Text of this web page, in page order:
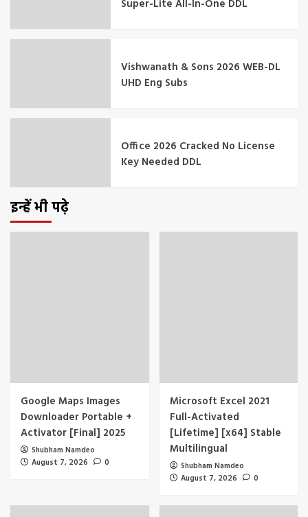
Super-Lite All-In-One DDL
Vishwanath & Sons 2026 WEB-DL
UHD Eng Subs
Office 2026 Cracked No License
Key Needed DDL
इन्हें भी पढ़े
Google Maps Images
Downloader Portable +
Activator [Final] 2025
Shubham Namdeo
August 7, 2026
0
Microsoft Excel 2021
Full-Activated
[Lifetime] [x64] Stable
Multilingual
Shubham Namdeo
August 7, 2026
0